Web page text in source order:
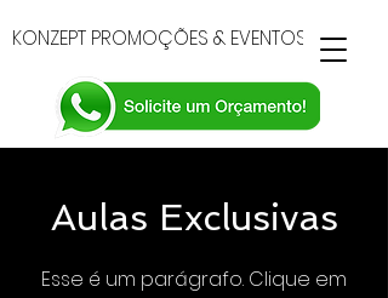
KONZEPT PROMOÇÕES & EVENTOS
Aulas Exclusivas
Esse é um parágrafo. Clique em